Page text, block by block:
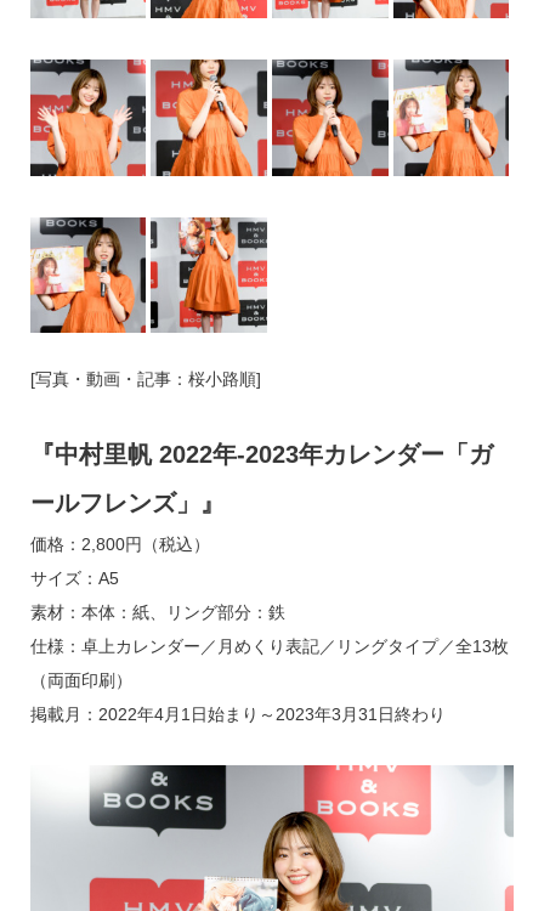
[写真・動画・記事：桜小路順]
『中村里帆 2022年-2023年カレンダー「ガ
ールフレンズ」』
価格：2,800円（税込）
サイズ：A5
素材：本体：紙、リング部分：鉄
仕様：卓上カレンダー／月めくり表記／リングタイプ／全13枚
（両面印刷）
掲載月：2022年4月1日始まり～2023年3月31日終わり